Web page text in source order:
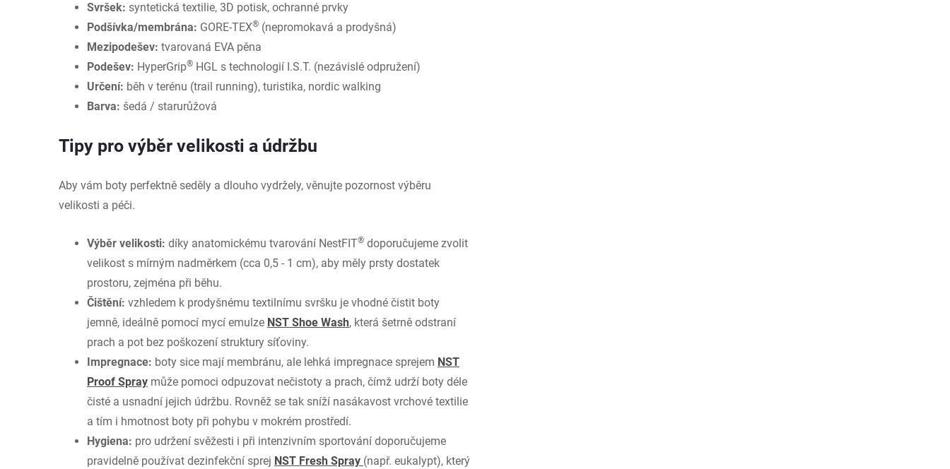
Svršek: syntetická textilie, 3D potisk, ochranné prvky
Podšívka/membrána: GORE-TEX® (nepromokavá a prodyšná)
Mezipodešev: tvarovaná EVA pěna
Podešev: HyperGrip® HGL s technologií I.S.T. (nezávislé odpružení)
Určení: běh v terénu (trail running), turistika, nordic walking
Barva: šedá / starurůžová
Tipy pro výběr velikosti a údržbu
Aby vám boty perfektně seděly a dlouho vydržely, věnujte pozornost výběru
velikosti a péči.
Výběr velikosti: díky anatomickému tvarování NestFIT® doporučujeme zvolit
velikost s mírným nadměrkem (cca 0,5 - 1 cm), aby měly prsty dostatek
prostoru, zejména při běhu.
Čištění: vzhledem k prodyšnému textilnímu svršku je vhodné čistit boty
jemně, ideálně pomocí mycí emulze NST Shoe Wash, která šetrně odstraní
prach a pot bez poškození struktury síťoviny.
Impregnace: boty sice mají membránu, ale lehká impregnace sprejem NST
Proof Spray může pomoci odpuzovat nečistoty a prach, čímž udrží boty déle
čisté a usnadní jejich údržbu. Rovněž se tak sníží nasákavost vrchové textilie
a tím i hmotnost boty při pohybu v mokrém prostředí.
Hygiena: pro udržení svěžesti i při intenzivním sportování doporučujeme
pravidelně používat dezinfekční sprej NST Fresh Spray (např. eukalypt), který